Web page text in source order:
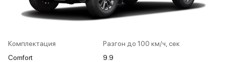
Комплектация
Разгон до 100 км/ч, сек
Comfort
9.9